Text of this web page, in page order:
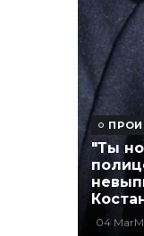
"Ты
04